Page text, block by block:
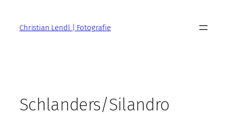
springenChristian Lendl | Fotografie
Schlanders/Silandro